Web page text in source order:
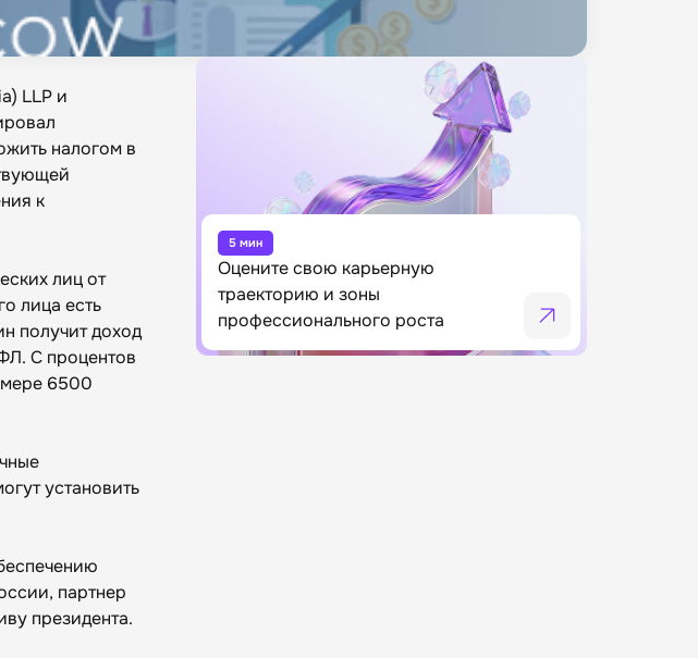
LLP и
налогом в
к
лиц от
лица есть
получит доход
С процентов
6500
установить
партнер
президента.
Оцените свою карьерную
траекторию и зоны
профессионального роста
5 мин